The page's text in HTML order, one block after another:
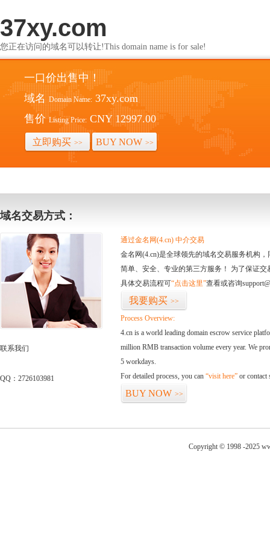
37xy.com
您正在访问的域名可以转让!This domain name is for sale!
一口价出售中！
域名 Domain Name: 37xy.com
售价 Listing Price: CNY 12997.00
立即购买 >> BUY NOW >>
域名交易方式：
联系我们
QQ：2726103981
通过金名网(4.cn) 中介交易
金名网(4.cn)是全球领先的域名交易服务机构
简单、安全、专业的第三方服务！ 为了保证
具体交易流程可“点击这里”查看或咨询
我要购买 >>
Process Overview:
4.cn is a world leading domain escrow service
million RMB transaction volume every year. We
5 workdays.
For detailed process, you can “visit here” or contact
BUY NOW >>
Copyright © 1998 -2025